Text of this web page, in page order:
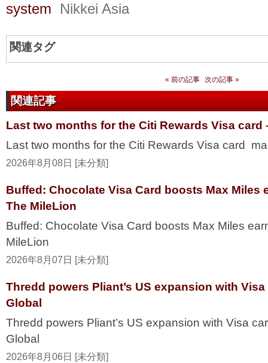
system
Nikkei Asia
関連タグ
« 前の記事 次の記事 »
関連記事
Last two months for the Citi Rewards Visa card
Last two months for the Citi Rewards Visa card
2026年8月08日 [未分類]
Buffed: Chocolate Visa Card boosts Max Miles
The MileLion
Buffed: Chocolate Visa Card boosts Max Miles
MileLion
2026年8月07日 [未分類]
Thredd powers Pliant’s US expansion with
Global
Thredd powers Pliant’s US expansion with Visa
Global
2026年8月06日 [未分類]